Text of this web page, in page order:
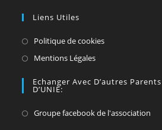
Liens Utiles
Politique de cookies
Mentions Légales
Echanger Avec D’autres
D’UNIE:
Groupe facebook de l'association